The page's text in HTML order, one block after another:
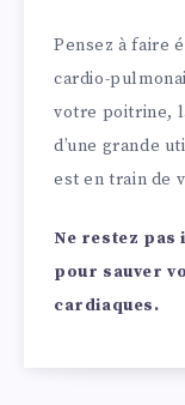
Pensez à faire
cardio-
votre poitrine,
d’une grande
est en train de
Ne restez pas
pour sauver
cardiaques.